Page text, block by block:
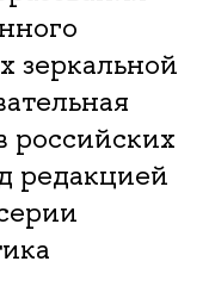
зеркальной
российских
редакцией